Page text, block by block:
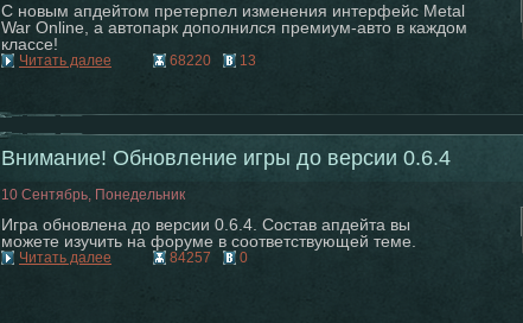
С новым апдейтом претерпел изменения интерфейс Metal
War Online, а автопарк дополнился премиум-авто в каждом
классе!
Читать далее 68220 13
Внимание! Обновление игры до версии 0.6.4
10 Сентябрь, Понедельник
Игра обновлена до версии 0.6.4. Состав апдейта вы
можете изучить на форуме в соответствующей теме.
Читать далее 84257 0